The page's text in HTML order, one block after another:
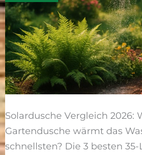
Solardusche Vergleich 2026:
Gartendusche wärmt das
schnellsten? Die 3 besten